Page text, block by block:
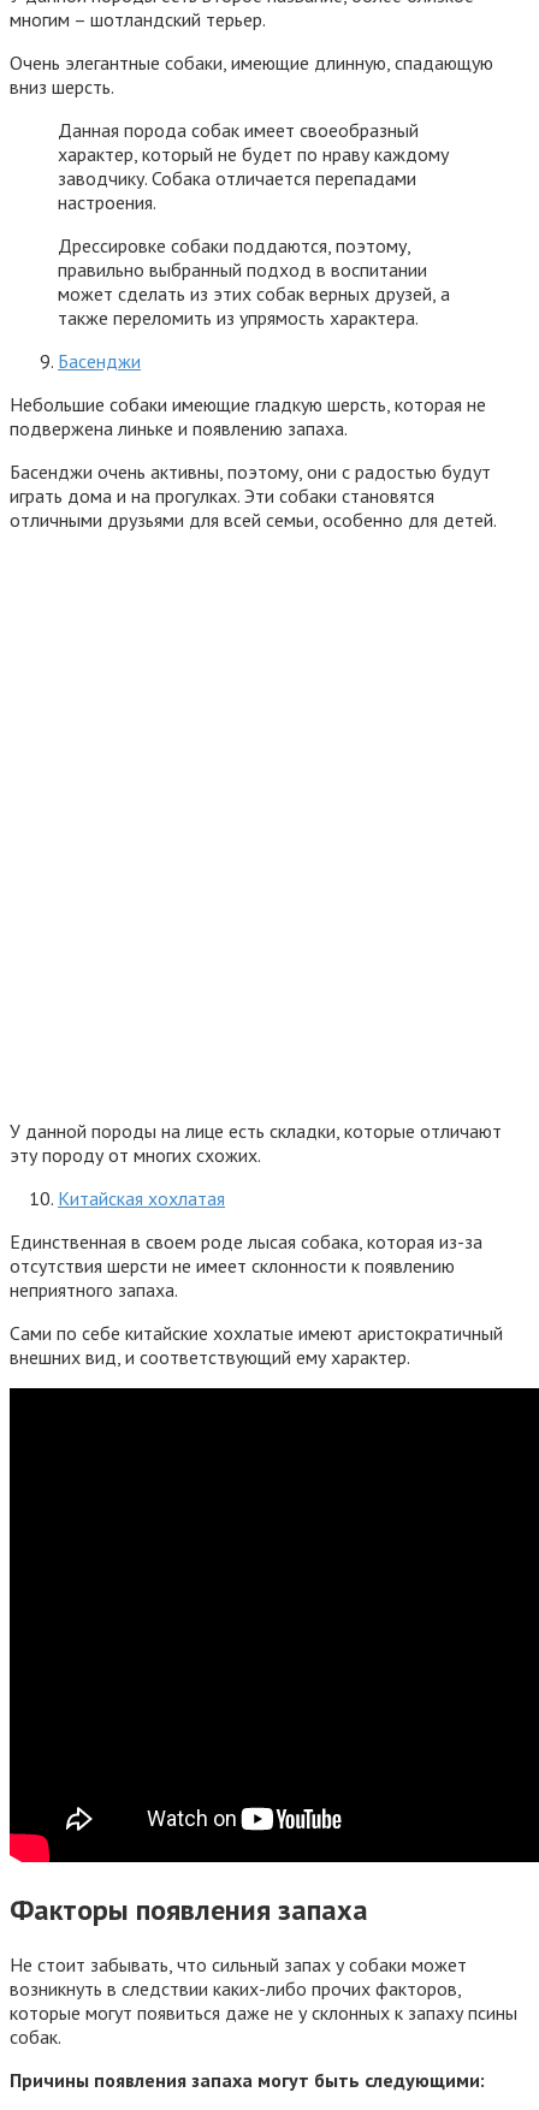
многим – шотландский терьер.
Очень элегантные собаки, имеющие длинную, спадающую
вниз шерсть.
Данная порода собак имеет своеобразный
характер, который не будет по нраву каждому
заводчику. Собака отличается перепадами
настроения.
Дрессировке собаки поддаются, поэтому,
правильно выбранный подход в воспитании
может сделать из этих собак верных друзей, а
также переломить из упрямость характера.
Басенджи
Небольшие собаки имеющие гладкую шерсть, которая не
подвержена линьке и появлению запаха.
Басенджи очень активны, поэтому, они с радостью будут
играть дома и на прогулках. Эти собаки становятся
отличными друзьями для всей семьи, особенно для детей.
У данной породы на лице есть складки, которые отличают
эту породу от многих схожих.
Китайская хохлатая
Единственная в своем роде лысая собака, которая из-за
отсутствия шерсти не имеет склонности к появлению
неприятного запаха.
Сами по себе китайские хохлатые имеют аристократичный
внешних вид, и соответствующий ему характер.
Факторы появления запаха
Не стоит забывать, что сильный запах у собаки может
возникнуть в следствии каких-либо прочих факторов,
которые могут появиться даже не у склонных к запаху псины
собак.
Причины появления запаха могут быть следующими: